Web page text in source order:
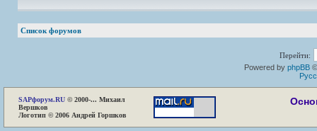
Список форумов
Перейти:
Powered by phpBB
SAPфорум.RU © 2000-... Михаил
Вершков
Логотип © 2006 Андрей Горшков